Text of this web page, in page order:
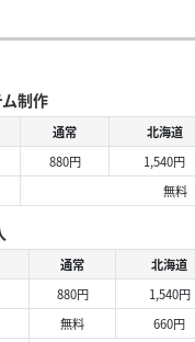
ム制作
通常 北海道
880円 1,540円
無料
通常 北海道
880円 1,540円
無料 660円